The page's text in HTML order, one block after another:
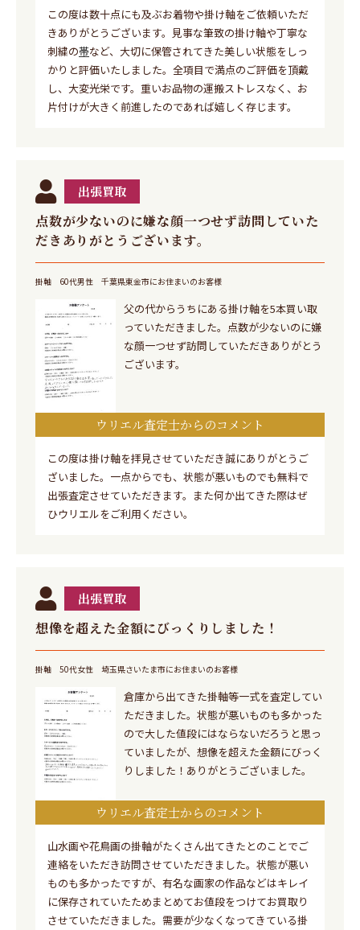
この度は数十点にも及ぶお着物や掛け軸をご依頼いただ
きありがとうございます。見事な筆致の掛け軸や丁寧な
刺繍の帯など、大切に保管されてきた美しい状態をしっ
かりと評価いたしました。全項目で満点のご評価を頂戴
し、大変光栄です。重いお品物の運搬ストレスなく、お
片付けが大きく前進したのであれば嬉しく存じます。
点数が少ないのに嫌な顔一つせず訪問していた
だきありがとうございます。
出張買取
掛軸 60代男性 千葉県東金市にお住まいのお客様
父の代からうちにある掛け軸を5本買い取
っていただきました。点数が少ないのに嫌
な顔一つせず訪問していただきありがとう
ございます。
ウリエル査定士からのコメント
この度は掛け軸を拝見させていただき誠にありがとうご
ざいました。一点からでも、状態が悪いものでも無料で
出張査定させていただきます。また何か出てきた際はぜ
ひウリエルをご利用ください。
想像を超えた金額にびっくりしました！
出張買取
掛軸 50代女性 埼玉県さいたま市にお住まいのお客様
倉庫から出てきた掛軸等一式を査定してい
ただきました。状態が悪いものも多かった
ので大した値段にはならないだろうと思っ
ていましたが、想像を超えた金額にびっく
りしました！ありがとうございました。
ウリエル査定士からのコメント
山水画や花鳥画の掛軸がたくさん出てきたとのことでご
連絡をいただき訪問させていただきました。状態が悪い
ものも多かったですが、有名な画家の作品などはキレイ
に保存されていたためまとめてお値段をつけてお買取り
させていただきました。需要が少なくなってきている掛